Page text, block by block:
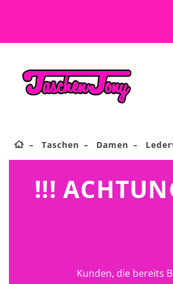
Taschen Damen
!!!
Kunden, die bereits